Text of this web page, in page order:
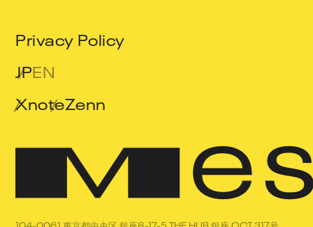
Privacy Policy
JPEN
XnoteZenn
104-0061 東京都中央区 銀座8-17-5 THE HUB 銀座 OCT 317号